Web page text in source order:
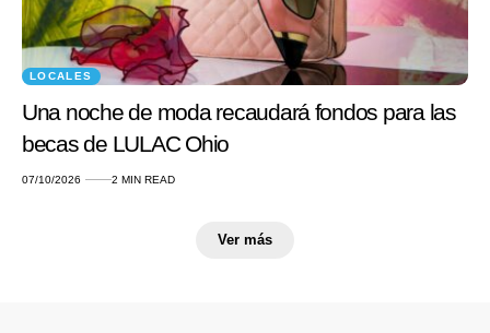
LOCALES
Una noche de moda recaudará fondos para las
becas de LULAC Ohio
07/10/2026 2 MIN READ
Ver más